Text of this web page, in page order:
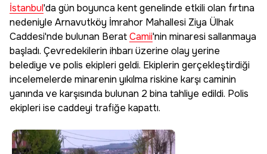
İstanbul'da gün boyunca kent genelinde etkili olan fırtına
nedeniyle Arnavutköy İmrahor Mahallesi Ziya Ülhak
Caddesi'nde bulunan BeratCamii'nin minaresi sallanmaya
başladı. Çevredekilerin ihbarı üzerine olay yerine
belediye ve polis ekipleri geldi. Ekiplerin gerçekleştirdiği
incelemelerde minarenin yıkılma riskine karşı caminin
yanında ve karşısında bulunan 2 bina tahliye edildi. Polis
ekipleri ise caddeyi trafiğe kapattı.